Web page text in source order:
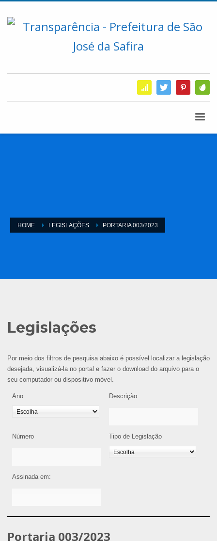
HOME LEGISLAÇÕES PORTARIA 003/2023
Legislações
Por meio dos filtros de pesquisa abaixo é possível localizar a legislação
desejada, visualizá-la no portal e fazer o download do arquivo para o
seu computador ou dispositivo móvel.
Ano Descrição
Número Tipo de Legislação
Assinada em:
Portaria 003/2023